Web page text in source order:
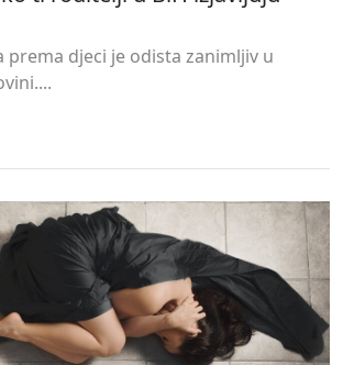
prema djeci je odista zanimljiv u